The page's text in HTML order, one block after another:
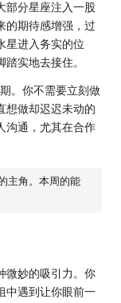
部分星座注入一股
的期待感增强，过
星进入务实的位
实地去接住。
。你不需要立刻做
想做却迟迟未动的
沟通，尤其在合作
主角。本周的能
微妙的吸引力。你
中遇到让你眼前一